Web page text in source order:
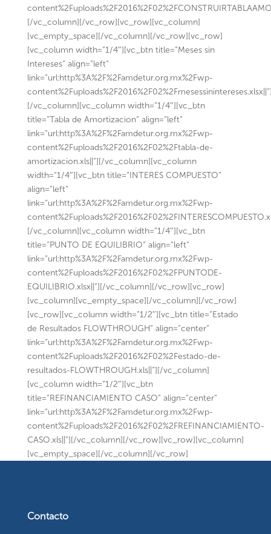
[/vc_column][/vc_row][vc_row][vc_column]
[vc_empty_space][/vc_column][/vc_row][vc_row]
[vc_column width=”1/4″][vc_btn title=”Meses sin
Intereses” align=”left”
link=”url:http%3A%2F%2Famdetur.org.mx%2Fwp-
[/vc_column][vc_column width=”1/4″][vc_btn
title=”Tabla de Amortizacion” align=”left”
link=”url:http%3A%2F%2Famdetur.org.mx%2Fwp-
content%2Fuploads%2F2016%2F02%2Ftabla-de-
amortizacion.xls||”][/vc_column][vc_column
width=”1/4″][vc_btn title=”INTERES COMPUESTO”
align=”left”
link=”url:http%3A%2F%2Famdetur.org.mx%2Fwp-
[/vc_column][vc_column width=”1/4″][vc_btn
title=”PUNTO DE EQUILIBRIO” align=”left”
link=”url:http%3A%2F%2Famdetur.org.mx%2Fwp-
content%2Fuploads%2F2016%2F02%2FPUNTODE-
EQUILIBRIO.xlsx||”][/vc_column][/vc_row][vc_row]
[vc_column][vc_empty_space][/vc_column][/vc_row]
[vc_row][vc_column width=”1/2″][vc_btn title=”Estado
de Resultados FLOWTHROUGH” align=”center”
link=”url:http%3A%2F%2Famdetur.org.mx%2Fwp-
content%2Fuploads%2F2016%2F02%2Festado-de-
resultados-FLOWTHROUGH.xls||”][/vc_column]
[vc_column width=”1/2″][vc_btn
title=”REFINANCIAMIENTO CASO” align=”center”
link=”url:http%3A%2F%2Famdetur.org.mx%2Fwp-
content%2Fuploads%2F2016%2F02%2FREFINANCIAMIENTO-
CASO.xls||”][/vc_column][/vc_row][vc_row][vc_column]
[vc_empty_space][/vc_column][/vc_row]
Contacto